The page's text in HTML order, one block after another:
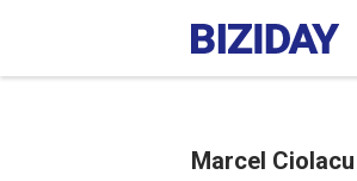
Marcel